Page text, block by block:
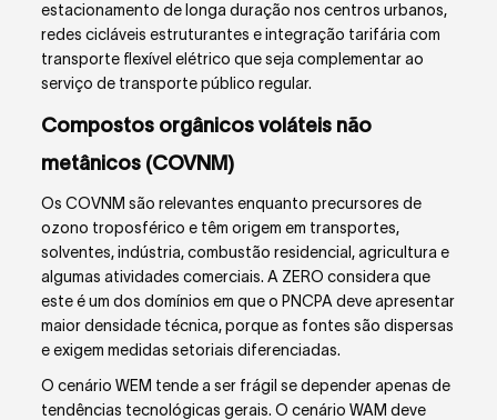
estacionamento de longa duração nos centros urbanos,
redes cicláveis estruturantes e integração tarifária com
transporte flexível elétrico que seja complementar ao
serviço de transporte público regular.
Compostos orgânicos voláteis não
metânicos (COVNM)
Os COVNM são relevantes enquanto precursores de
ozono troposférico e têm origem em transportes,
solventes, indústria, combustão residencial, agricultura e
algumas atividades comerciais. A ZERO considera que
este é um dos domínios em que o PNCPA deve apresentar
maior densidade técnica, porque as fontes são dispersas
e exigem medidas setoriais diferenciadas.
O cenário WEM tende a ser frágil se depender apenas de
tendências tecnológicas gerais. O cenário WAM deve